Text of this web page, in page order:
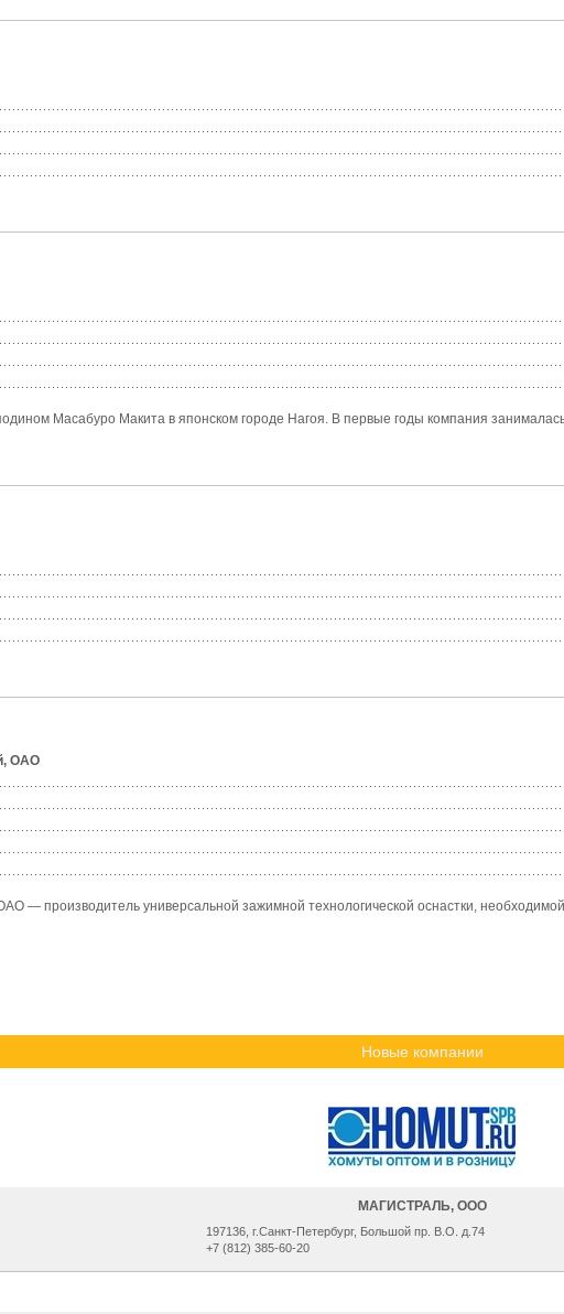
Масабуро Макита в японском городе Нагоя. В первые годы компания
ОАО
— производитель универсальной зажимной технологической оснастки,
Новые компании
МАГИСТРАЛЬ, ООО
197136, г.Санкт-Петербург, Большой пр. В.О. д.74
+7 (812) 385-60-20